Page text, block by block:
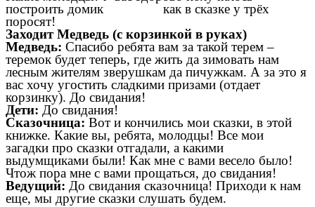
построить домик как в сказке у трёх
поросят!
Заходит Медведь (с корзинкой в руках)
Медведь: Спасибо ребята вам за такой терем –
теремок будет теперь, где жить да зимовать нам
лесным жителям зверушкам да пичужкам. А за это я
вас хочу угостить сладкими призами (отдает
корзинку). До свидания!
Дети: До свидания!
Сказочница: Вот и кончились мои сказки, в этой
книжке. Какие вы, ребята, молодцы! Все мои
загадки про сказки отгадали, а какими
выдумщиками были! Как мне с вами весело было!
Чтож пора мне с вами прощаться, до свидания!
Ведущий: До свидания сказочница! Приходи к нам
еще, мы другие сказки слушать будем.